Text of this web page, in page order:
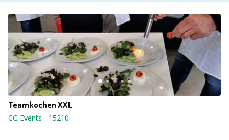
Teamkochen XXL
CG Events - 15210